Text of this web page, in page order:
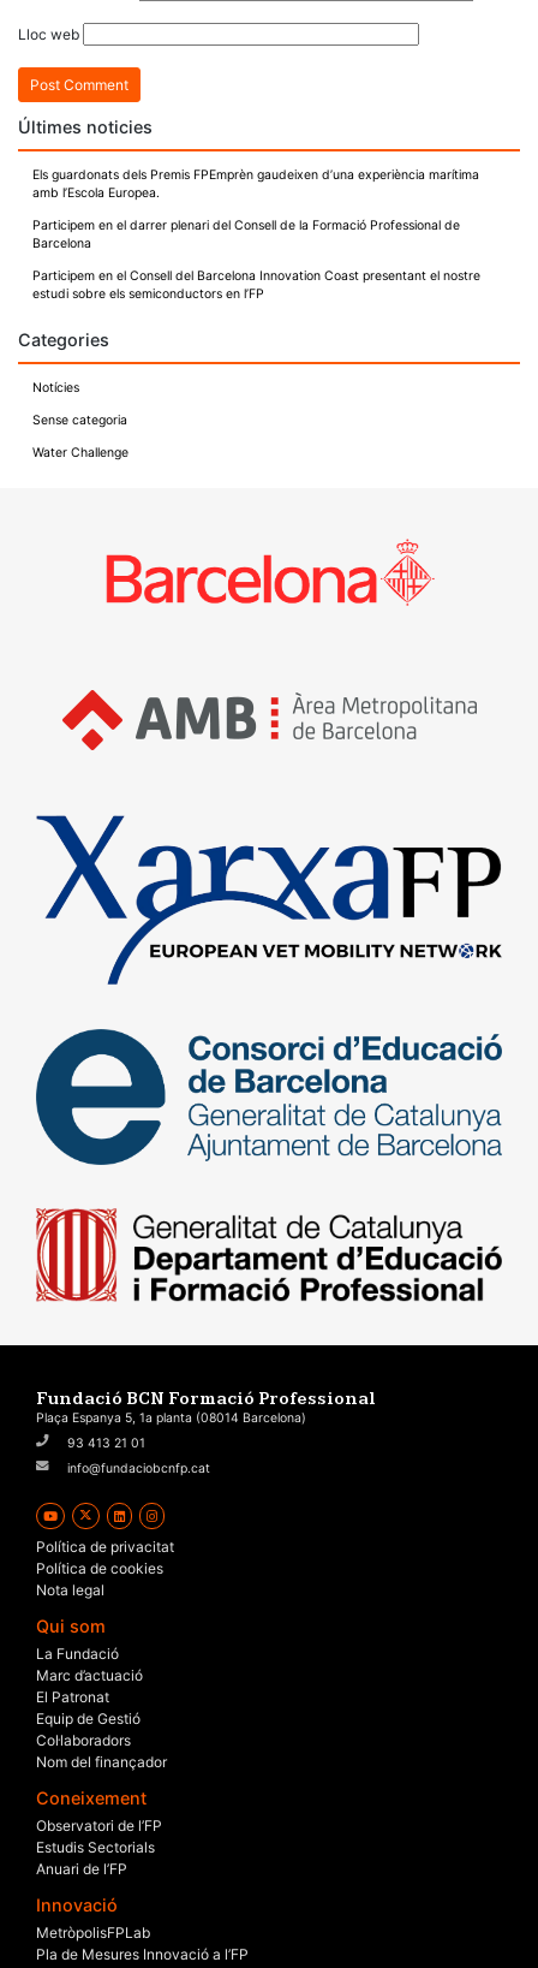
Lloc web
Últimes noticies
Els guardonats dels Premis FPEmprèn gaudeixen d’una experiència marítima
amb l’Escola Europea.
Participem en el darrer plenari del Consell de la Formació Professional de
Barcelona
Participem en el Consell del Barcelona Innovation Coast presentant el nostre
estudi sobre els semiconductors en l’FP
Categories
Notícies
Sense categoria
Water Challenge
Fundació BCN Formació Professional
Plaça Espanya 5, 1a planta (08014 Barcelona)
93 413 21 01
info@fundaciobcnfp.cat
Política de privacitat
Política de cookies
Nota legal
Qui som
La Fundació
Marc d’actuació
El Patronat
Equip de Gestió
Col·laboradors
Nom del finançador
Coneixement
Observatori de l’FP
Estudis Sectorials
Anuari de l’FP
Innovació
MetròpolisFPLab
Pla de Mesures Innovació a l’FP